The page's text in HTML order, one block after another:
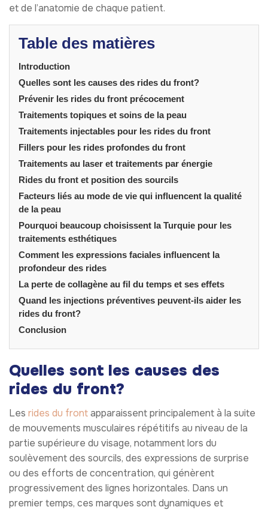
et de l’anatomie de chaque patient.
Table des matières
Introduction
Quelles sont les causes des rides du front?
Prévenir les rides du front précocement
Traitements topiques et soins de la peau
Traitements injectables pour les rides du front
Fillers pour les rides profondes du front
Traitements au laser et traitements par énergie
Rides du front et position des sourcils
Facteurs liés au mode de vie qui influencent la qualité
de la peau
Pourquoi beaucoup choisissent la Turquie pour les
traitements esthétiques
Comment les expressions faciales influencent la
profondeur des rides
La perte de collagène au fil du temps et ses effets
Quand les injections préventives peuvent-ils aider les
rides du front?
Conclusion
Quelles sont les causes des
rides du front?
Les rides du frontapparaissent principalement à la suite
de mouvements musculaires répétitifs au niveau de la
partie supérieure du visage, notamment lors du
soulèvement des sourcils, des expressions de surprise
ou des efforts de concentration, qui génèrent
progressivement des lignes horizontales. Dans un
premier temps, ces marques sont dynamiques et